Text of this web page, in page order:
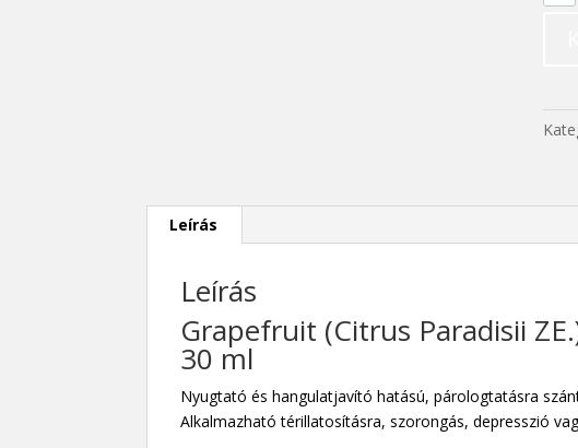
Leírás
Leírás
Grapefruit (Citrus Paradisii
30 ml
Nyugtató és hangulatjavító hatású, párologtatásra
Alkalmazható térillatosításra, szorongás, depresszió